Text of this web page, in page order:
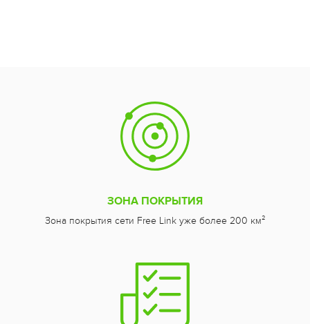
ЗОНА ПОКРЫТИЯ
Зона покрытия сети Free Link уже более 200 км²